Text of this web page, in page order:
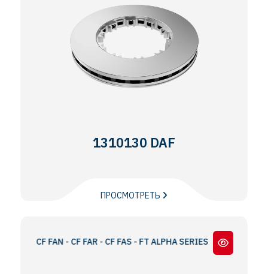
1310130 DAF
ПРОСМОТРЕТЬ
- CF FAN - CF FAR - CF FAS - FT ALPHA SERIES